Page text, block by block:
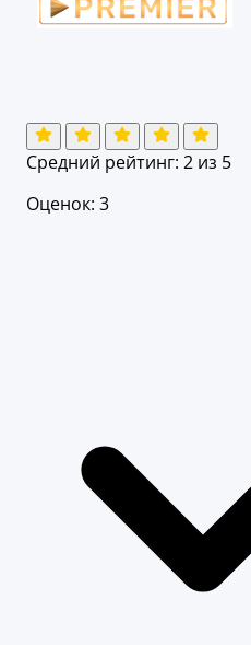
Средний рейтинг: 2 из 5
Оценок: 3